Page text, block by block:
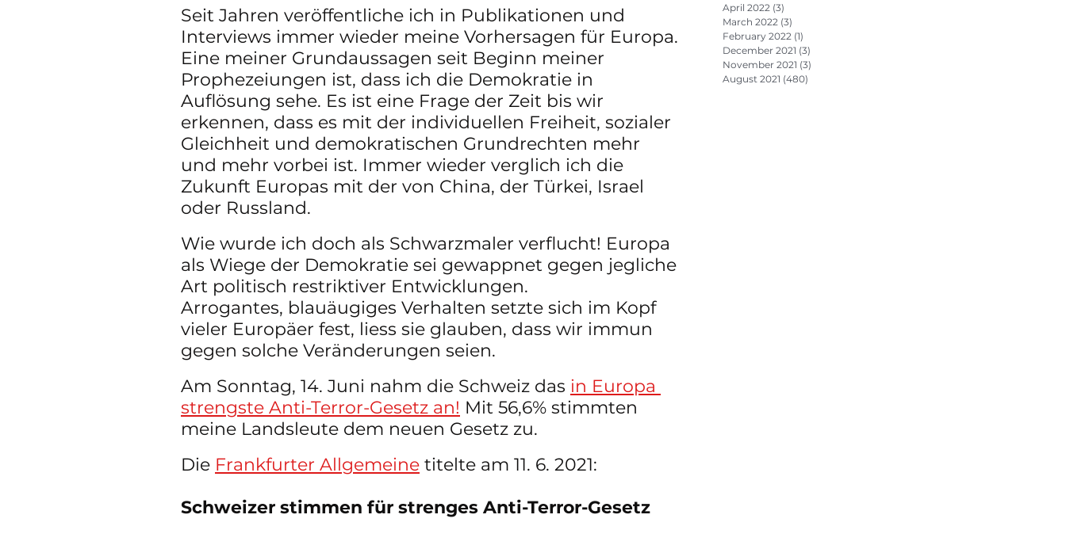
Seit Jahren veröffentliche ich in Publikationen und
Interviews immer wieder meine Vorhersagen für Europa.
Eine meiner Grundaussagen seit Beginn meiner
Prophezeiungen ist, dass ich die Demokratie in
Auflösung sehe. Es ist eine Frage der Zeit bis wir
erkennen, dass es mit der individuellen Freiheit, sozialer
Gleichheit und demokratischen Grundrechten mehr
und mehr vorbei ist. Immer wieder verglich ich die
Zukunft Europas mit der von China, der Türkei, Israel
oder Russland.
Wie wurde ich doch als Schwarzmaler verflucht! Europa
als Wiege der Demokratie sei gewappnet gegen jegliche
Art politisch restriktiver Entwicklungen.
Arrogantes, blauäugiges Verhalten setzte sich im Kopf
vieler Europäer fest, liess sie glauben, dass wir immun
gegen solche Veränderungen seien.
Am Sonntag, 14. Juni nahm die Schweiz das in Europa
strengste Anti-Terror-Gesetz an! Mit 56,6% stimmten
meine Landsleute dem neuen Gesetz zu.
Die Frankfurter Allgemeine titelte am 11. 6. 2021:
Schweizer stimmen für strenges Anti-Terror-Gesetz
April 2022 (3)
March 2022 (3)
February 2022 (1)
December 2021 (3)
November 2021 (3)
August 2021 (480)